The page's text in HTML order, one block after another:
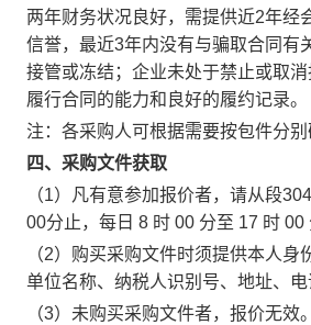
两年财务状况良好，需提供近2年经
信誉，最近3年内没有与骗取合同有
接管或冻结；企业未处于禁止或取
履行合同的能力和良好的履约记录
注：各采购人可根据需要按包件分别
四、采购文件获取
（1）凡有意参加报价者，请从段
00分止，每日 8 时 00 分至 17 时
（2）购买采购文件时须提供本人
单位名称、纳税人识别号、地址、
（3）未购买采购文件者，报价无效。